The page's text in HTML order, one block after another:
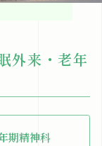
外来・老年
期精神科